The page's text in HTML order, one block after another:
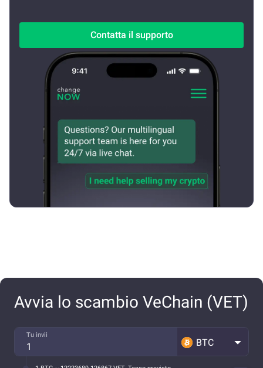
Contatta il supporto
Avvia lo scambio VeChain (VET)
Tu invii
BTC